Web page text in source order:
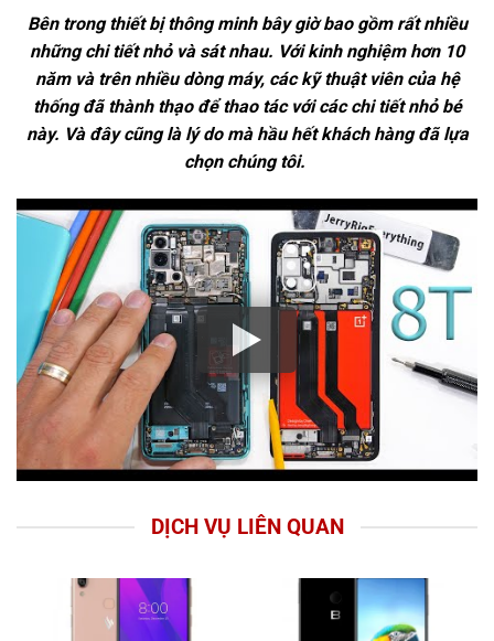
Bên trong thiết bị thông minh bây giờ bao gồm rất nhiều
những chi tiết nhỏ và sát nhau. Với kinh nghiệm hơn 10
năm và trên nhiều dòng máy, các kỹ thuật viên của hệ
thống đã thành thạo để thao tác với các chi tiết nhỏ bé
này. Và đây cũng là lý do mà hầu hết khách hàng đã lựa
chọn chúng tôi.
DỊCH VỤ LIÊN QUAN